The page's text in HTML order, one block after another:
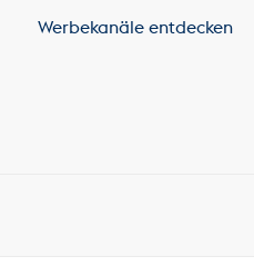
Werbekanäle entdecken